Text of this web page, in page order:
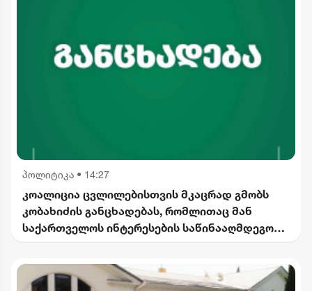
პოლიტიკა • 14:27
კოალიცია ცვლილებისთვის მკაცრად გმობს
კობახიძის განცხადებას, რომლითაც მან
საქართველოს ინტერესების საწინააღმდეგოდ